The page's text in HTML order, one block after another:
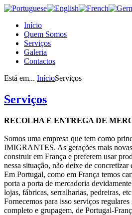
Início
Quem Somos
Serviços
Galeria
Contactos
Está em... InícioServiços
Serviços
RECOLHA E ENTREGA DE
Somos uma empresa que tem como
IMIGRANTES. As gerações mais
construir em França e preferem usar
nessa situação, não deixe de concretizar
Em Portugal, como em França temos
porta a porta de mercadoria
lojas, fábricas, serralharias, pedreiras,
Fornecemos para isso serviços regulares
completo e grupagem, de Portugal-